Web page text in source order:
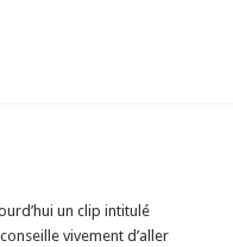
un clip intitulé
vivement d’aller